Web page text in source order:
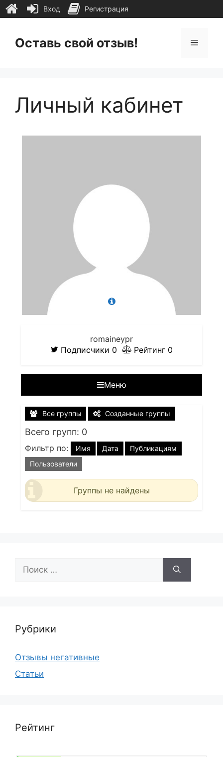
содержимому
Оставь свой отзыв! Меню
Личный кабинет
romaineypr
Подписчики 0 Рейтинг 0
Меню
Все группы Созданные группы
Всего групп: 0
Фильтр по: Имя Дата
Публикациям
Пользователи
Группы не найдены
Рубрики
Отзывы негативные
Статьи
Рейтинг
Вход Регистрация